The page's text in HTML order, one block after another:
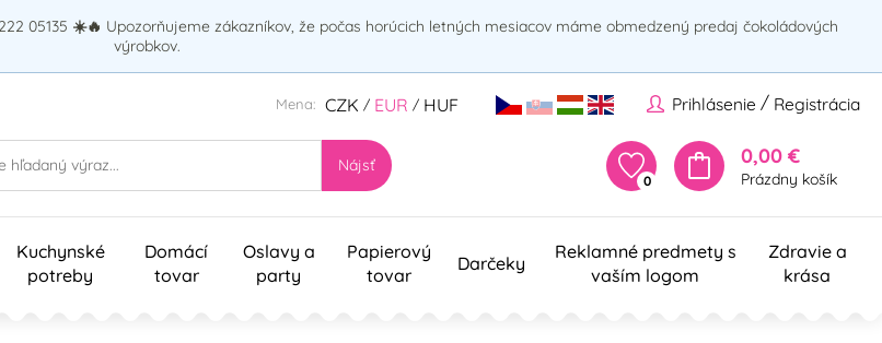
05135 ☀️🔥 Upozorňujeme zákazníkov, že počas horúcich letných mesiacov máme obmedzený predaj čokoládových
výrobkov.
Prihlásenie / Registrácia
Mena: CZK / EUR / HUF
Nájsť
0
0,00 €
Prázdny košík
Kuchynské
potreby
Domácí
tovar
Oslavy a
party
Papierový
tovar
Darčeky
Reklamné predmety s
vaším logom
Zdravie a
krása